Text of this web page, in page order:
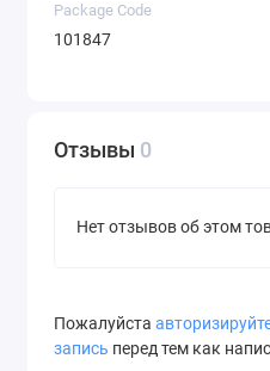
Package Code
101847
Отзывы 0
Нет отзывов об этом
Пожалуйста
запись перед тем как